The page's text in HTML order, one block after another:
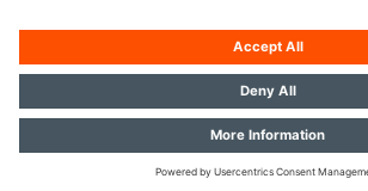
© 2026, OSRAM GmbH. Alle Rechte vorbehalten.